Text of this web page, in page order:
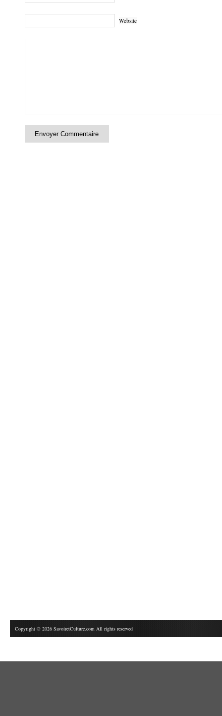
Website
Copyright © 2026 SavoiretCulture.com All rights reserved